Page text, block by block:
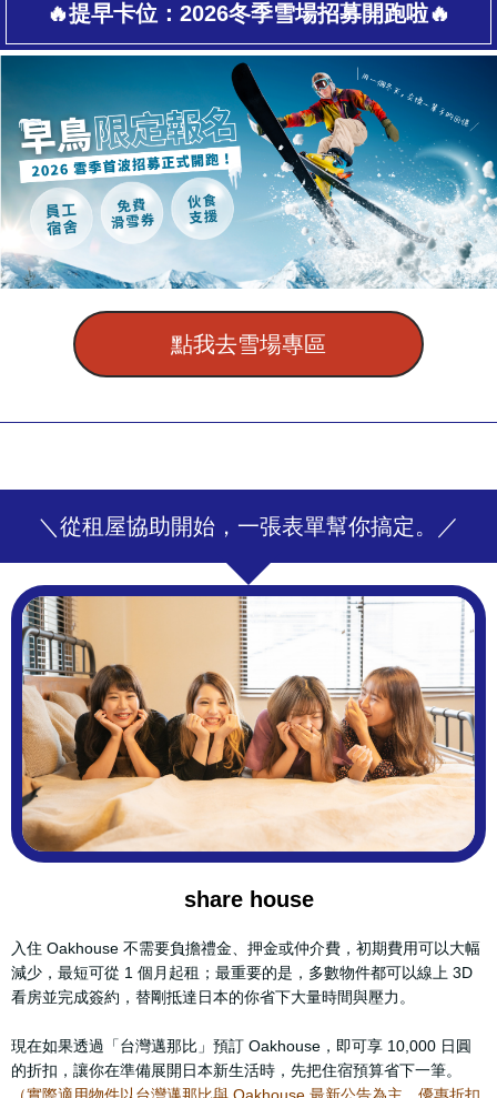
🔥提早卡位：2026冬季雪場招募開跑啦🔥
點我去雪場專區
＼從租屋協助開始，一張表單幫你搞定。／
share house
入住 Oakhouse 不需要負擔禮金、押金或仲介費，初期費用可以大幅
減少，最短可從 1 個月起租；最重要的是，多數物件都可以線上 3D
看房並完成簽約，替剛抵達日本的你省下大量時間與壓力。
現在如果透過「台灣邁那比」預訂 Oakhouse，即可享 10,000 日圓
的折扣，讓你在準備展開日本新生活時，先把住宿預算省下一筆。
（實際適用物件以台灣邁那比與 Oakhouse 最新公告為主，優惠折扣